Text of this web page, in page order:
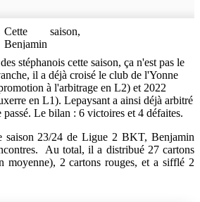
Cette saison,
Benjamin
Lepaysant a déjà
arbitré à deux
reprises les
stéphanois. La
première lors du
déplacement
mouvementé des
stéphanois à
Rodez. Après le
report du coup
stéphanois cette saison, ça n'est pas le
il a déjà croisé le club de l'Yonne
à l'arbitrage en L2) et 2022
en L1). Lepaysant a ainsi déjà arbitré
Le bilan : 6 victoires et 4 défaites.
saison 23/24 de Ligue 2 BKT, Benjamin
Au total, il a distribué 27 cartons
moyenne), 2 cartons rouges, et a sifflé 2